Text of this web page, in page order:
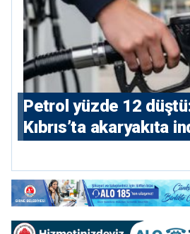
Petrol yüzde 12
Kıbrıs’ta akaryakıta